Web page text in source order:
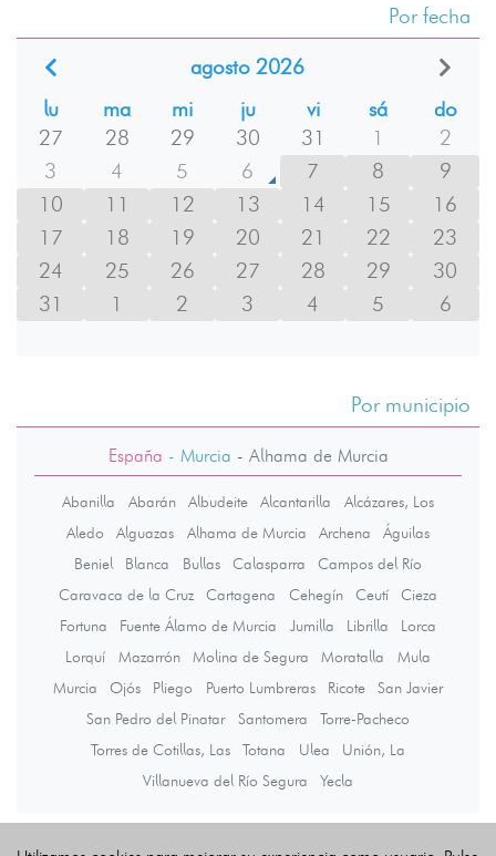
Por fecha
agosto 2026
lu
ma mi ju vi sá
do
27
28 29 30 31 1
2
3
4 5 6 7 8
9
10
11 12 13 14 15
16
17
18 19 20 21 22
23
24
25 26 27 28 29
30
31
1 2 3 4 5 6
Por municipio
España - Murcia - Alhama de Murcia
Abanilla Abarán Albudeite Alcantarilla
Alcázares, Los
Aledo
Alguazas Alhama de Murcia Archena
Águilas
Beniel
Blanca Bullas Calasparra
Campos del Río
Caravaca de la Cruz
Cartagena Cehegín Ceutí
Cieza
Fortuna
Fuente Álamo de Murcia Jumilla Librilla
Lorca
Lorquí
Mazarrón Molina de Segura Moratalla
Mula
Murcia
Ojós Pliego Puerto Lumbreras Ricote
San Javier
San Pedro del Pinatar
Santomera
Torre-Pacheco
Torres de Cotillas, Las
Totana Ulea
Unión, La
Villanueva del Río Segura
Yecla